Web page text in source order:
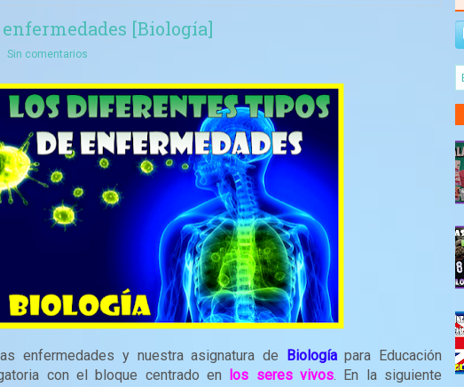
[Biología]
Sin comentarios
enfermedades y nuestra asignatura de Biologíapara Educación
con el bloque centrado en los seres vivos. En la siguiente